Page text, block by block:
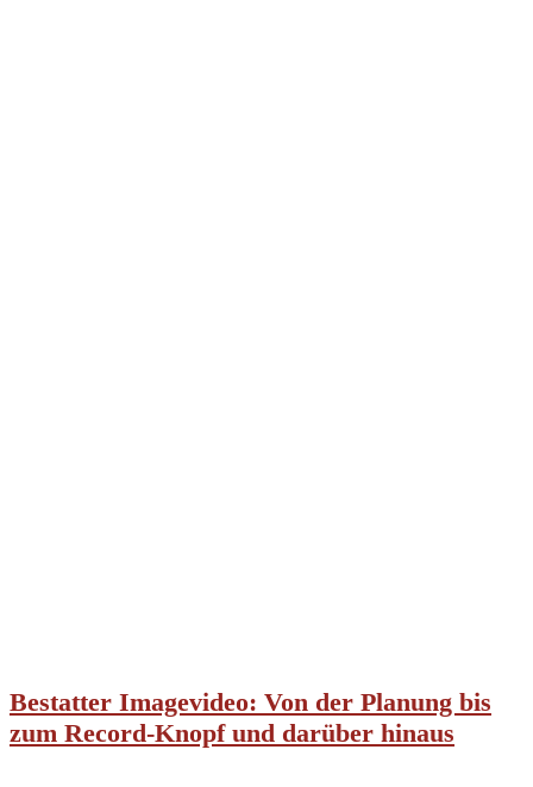
Bestatter Imagevideo: Von der Planung bis
zum Record-Knopf und darüber hinaus